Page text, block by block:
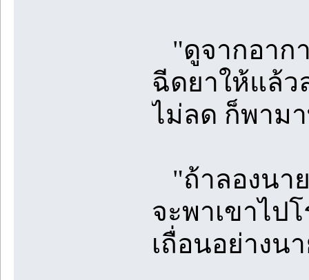
"ดูจากอาก
ฉีดยาให้แล้ว
ไม่ลด ก็พาม
"ถ้าลองนา
จะพาเขาไป
เถื่อนอย่างน